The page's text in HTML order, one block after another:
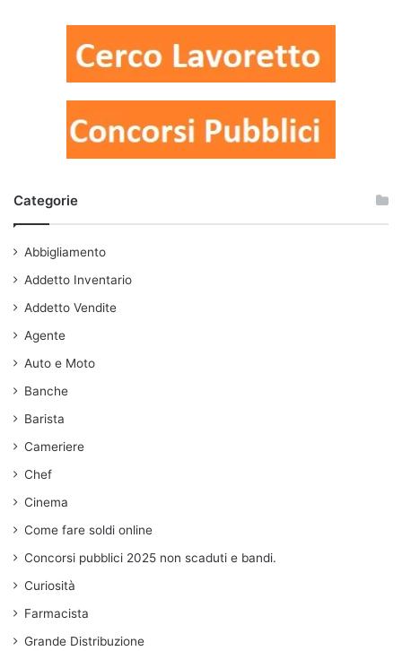
Categorie
Abbigliamento
Addetto Inventario
Addetto Vendite
Agente
Auto e Moto
Banche
Barista
Cameriere
Chef
Cinema
Come fare soldi online
Concorsi pubblici 2025 non scaduti e bandi.
Curiosità
Farmacista
Grande Distribuzione